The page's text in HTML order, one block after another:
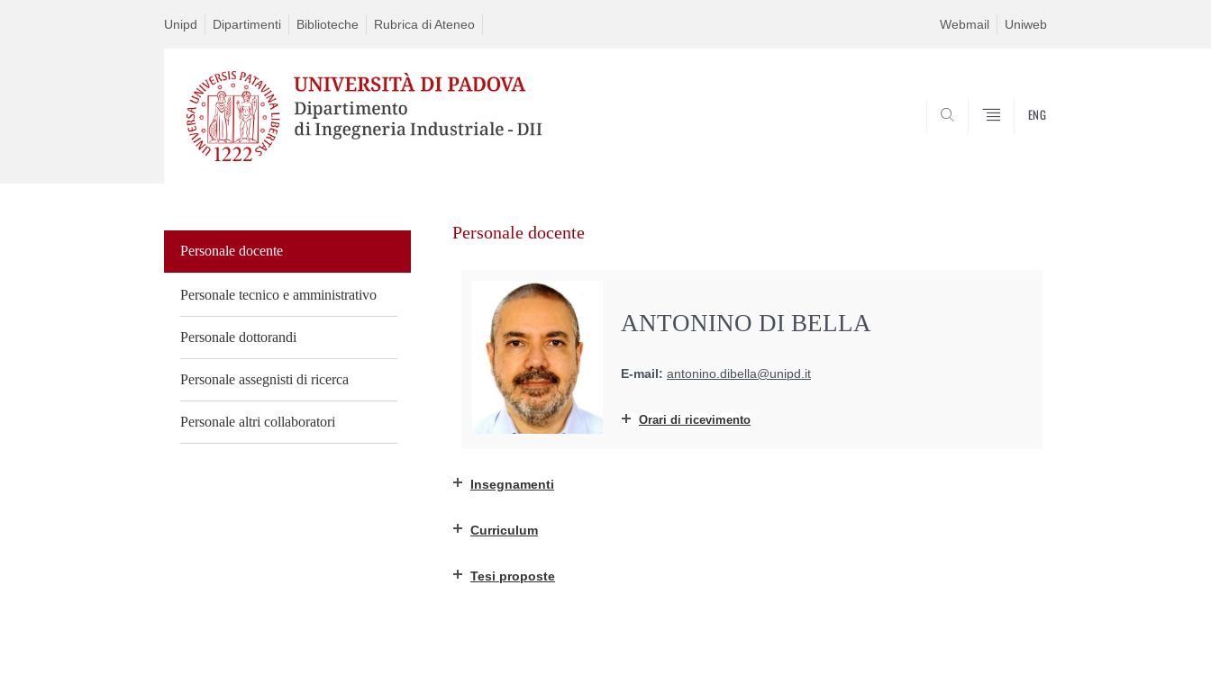
Unipd Dipartimenti Biblioteche Rubrica di Ateneo Webmail Uniweb
ENG
Personale docente
Personale tecnico e amministrativo
Personale dottorandi
Personale assegnisti di ricerca
Personale altri collaboratori
Personale docente
ANTONINO DI BELLA
E-mail: antonino.dibella@unipd.it
Orari di ricevimento
Insegnamenti
Curriculum
Tesi proposte